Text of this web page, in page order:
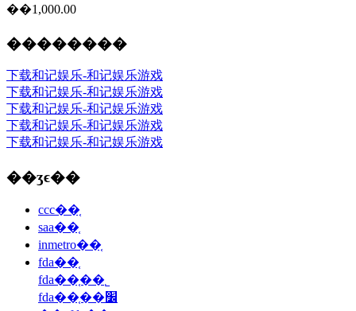
��1,000.00
��������
下载和记娱乐-和记娱乐游戏
下载和记娱乐-和记娱乐游戏
下载和记娱乐-和记娱乐游戏
下载和记娱乐-和记娱乐游戏
下载和记娱乐-和记娱乐游戏
��ʒϵ��
ccc��֤
saa��֤
inmetro��֤
fda��֤
fda��֤��˾
fda��֤��׼